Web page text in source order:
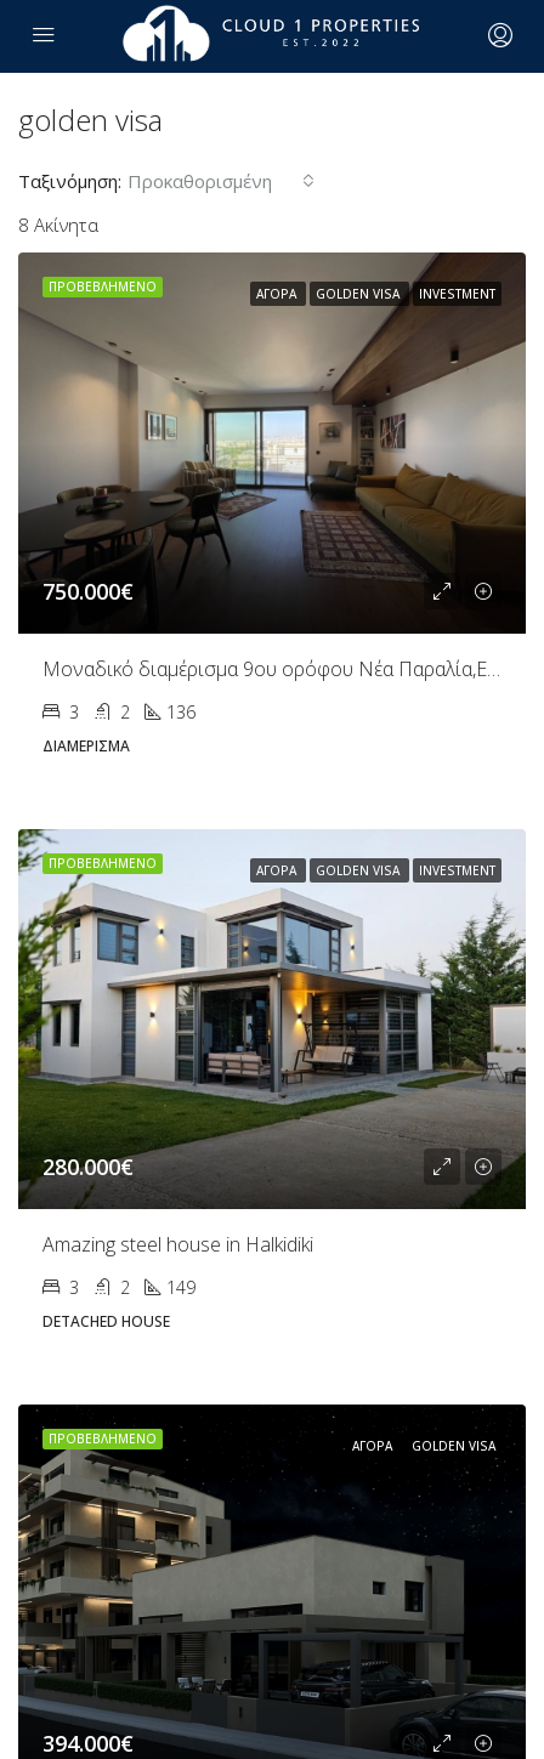
golden visa
8 Ακίνητα
Ταξινόμηση: Προκαθορισμένη
ΠΡΟΒΕΒΛΗΜΈΝΟ ΑΓΟΡΆ GOLDEN VISA INVESTMENT
750.000€
Μοναδικό διαμέρισμα 9ου ορόφου Νέα Παραλία,Ευζώνων
3 2 136
ΔΙΑΜΈΡΙΣΜΑ
ΠΡΟΒΕΒΛΗΜΈΝΟ ΑΓΟΡΆ GOLDEN VISA INVESTMENT
280.000€
Amazing steel house in Halkidiki
3 2 149
DETACHED HOUSE
ΠΡΟΒΕΒΛΗΜΈΝΟ ΑΓΟΡΆ GOLDEN VISA
394.000€